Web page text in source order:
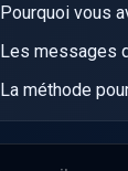
Pourquoi vous
Les messages
La méthode